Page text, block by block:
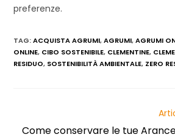
preferenze.
TAG:ACQUISTA AGRUMI, AGRUMI, AGRUMI
ONLINE, CIBO SOSTENIBILE, CLEMENTINE,
RESIDUO, SOSTENIBILITÀ AMBIENTALE, ZERO
Come conservare le tue